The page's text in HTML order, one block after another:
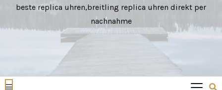
beste replica uhren,breitling replica uhren direkt per
nachnahme